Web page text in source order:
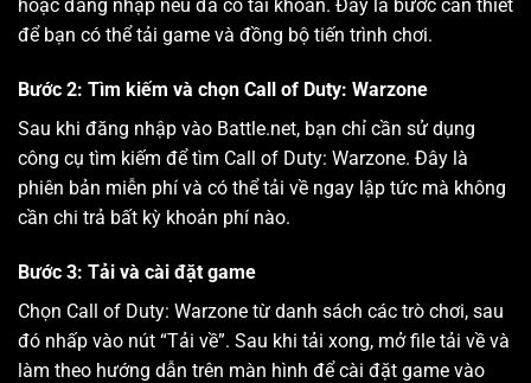
hoặc đăng nhập nếu đã có tài khoản. Đây là bước cần thiết
để bạn có thể tải game và đồng bộ tiến trình chơi.
Bước 2: Tìm kiếm và chọn Call of Duty: Warzone
Sau khi đăng nhập vào Battle.net, bạn chỉ cần sử dụng
công cụ tìm kiếm để tìm Call of Duty: Warzone. Đây là
phiên bản miễn phí và có thể tải về ngay lập tức mà không
cần chi trả bất kỳ khoản phí nào.
Bước 3: Tải và cài đặt game
Chọn Call of Duty: Warzone từ danh sách các trò chơi, sau
đó nhấp vào nút “Tải về”. Sau khi tải xong, mở file tải về và
làm theo hướng dẫn trên màn hình để cài đặt game vào